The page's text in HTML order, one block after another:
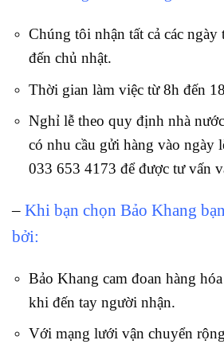
Chúng tôi nhận tất cả các
đến chủ nhật.
Thời gian làm việc từ 8h đến
Nghỉ lễ theo quy định nhà
có nhu cầu gửi hàng vào ngày
033 653 4173 để được tư vấn
– Khi bạn chọn Bảo Khang
bởi:
Bảo Khang cam đoan hàng
khi đến tay người nhận.
Với mạng lưới vận chuyển